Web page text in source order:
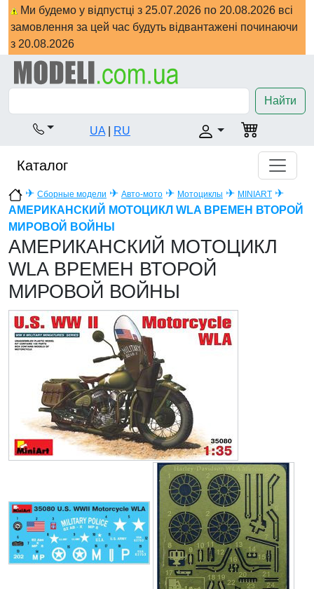
Ми будемо у відпустці з 25.07.2026 по 20.08.2026 всі
замовлення за цей час будуть відвантажені починаючи
з 20.08.2026
Найти
UA RU
Каталог
✈ Сборные модели ✈ Авто-мото ✈ Мотоциклы ✈ MINIART ✈
АМЕРИКАНСКИЙ МОТОЦИКЛ WLA ВРЕМЕН ВТОРОЙ
МИРОВОЙ ВОЙНЫ
АМЕРИКАНСКИЙ МОТОЦИКЛ
WLA ВРЕМЕН ВТОРОЙ
МИРОВОЙ ВОЙНЫ